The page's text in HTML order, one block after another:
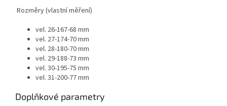
Rozměry (vlastní měření)
vel. 26-167-68 mm
vel. 27-174-70 mm
vel. 28-180-70 mm
vel. 29-188-73 mm
vel. 30-195-75 mm
vel. 31-200-77 mm
Doplňkové parametry